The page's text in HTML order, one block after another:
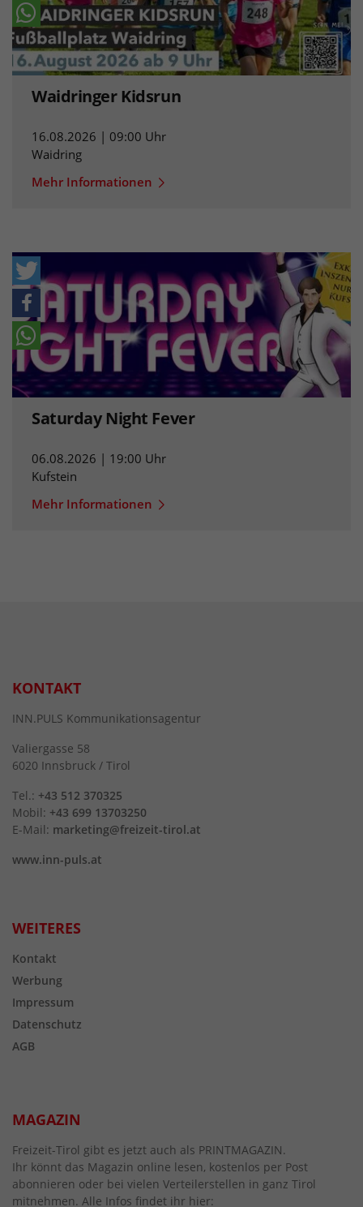
Waidringer Kidsrun
16.08.2026 | 09:00 Uhr
Waidring
Mehr Informationen
Saturday Night Fever
06.08.2026 | 19:00 Uhr
Kufstein
Mehr Informationen
KONTAKT
INN.PULS Kommunikationsagentur
Valiergasse 58
6020 Innsbruck / Tirol
Tel.: +43 512 370325
Mobil: +43 699 13703250
E-Mail: marketing@freizeit-tirol.at
www.inn-puls.at
WEITERES
Kontakt
Werbung
Impressum
Datenschutz
AGB
MAGAZIN
Freizeit-Tirol gibt es jetzt auch als PRINTMAGAZIN.
Ihr könnt das Magazin online lesen, kostenlos per Post
abonnieren oder bei vielen Verteilerstellen in ganz Tirol
mitnehmen. Alle Infos findet ihr hier: